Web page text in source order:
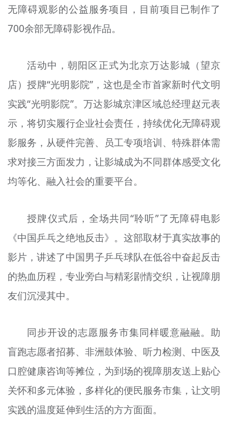
无障碍观影的公益服务项目，目前项目已制作了
700余部无障碍影视作品。
活动中，朝阳区正式为北京万达影城（望京
店）授牌“光明影院”，这也是全市首家新时代文明
实践“光明影院”。万达影城京津区域总经理赵元表
示，将切实履行企业社会责任，持续优化无障碍观
影服务，从硬件完善、员工专项培训、特殊群体需
求对接三方面发力， 让影城成为不同群体感受文化
均等化、融入社会的重要平台。
授牌仪式后，全场共同“聆听”了无障碍电影
《中国乒乓之绝地反击》。这部取材于真实故事的
影片，讲述了中国男子乒乓球队在低谷中奋起反击
的热血历程，专业旁白与精彩剧情交织，让视障朋
友们沉浸其中。
同步开设的志愿服务市集同样暖意融融。助
盲跑志愿者招募、非洲鼓体验、听力检测、中医及
口腔健康咨询等摊位，为到场的视障朋友送上贴心
关怀和多元体验，多样化的便民服务市集，让文明
实践的温度延伸到生活的方方面面。